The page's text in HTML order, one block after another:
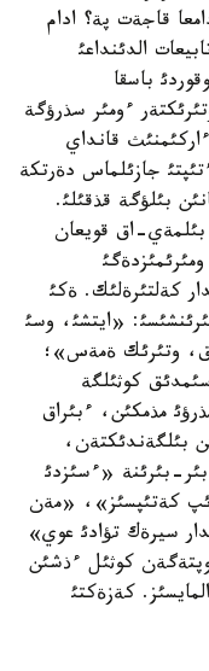
قاجةت پة؟ ادام
الدئنداعئ
باسقا
وتئرئكتةر ءومئر سذرؤگة
قانداي
جازئلماس دةرتكة
بئلؤگة قذقئلئ.
بئلمةي-اق قويعان
كةلتئرةلئك. ةكئ
«ايتشئ، وسئ
وتئرئك ةمةس»؛
كوثئلگة
مذمكئن، ءبئراق
بئلگةندئكتةن،
بئرئنة «ءسئزدئ
كةتئپسئز»، «مةن
سيرةك تؤادئ عوي»
كوثئل ءذشئن
كةزةكتئ